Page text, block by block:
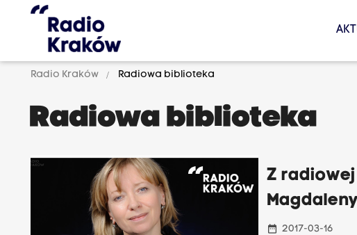
Radio Kraków Radiowa biblioteka
Radiowa biblioteka
Z
date_range 2017-03-16